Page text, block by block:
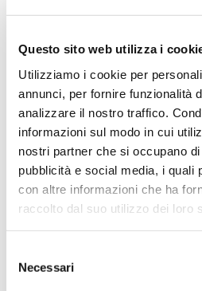
Questo sito web utilizza i
Utilizziamo i cookie per
annunci, per fornire funzionalità
analizzare il nostro traffico.
informazioni sul modo in cui
nostri partner che si occupano
pubblicità e social media, i quali
con altre informazioni che ha
raccolto dal suo utilizzo dei loro
delNecessari